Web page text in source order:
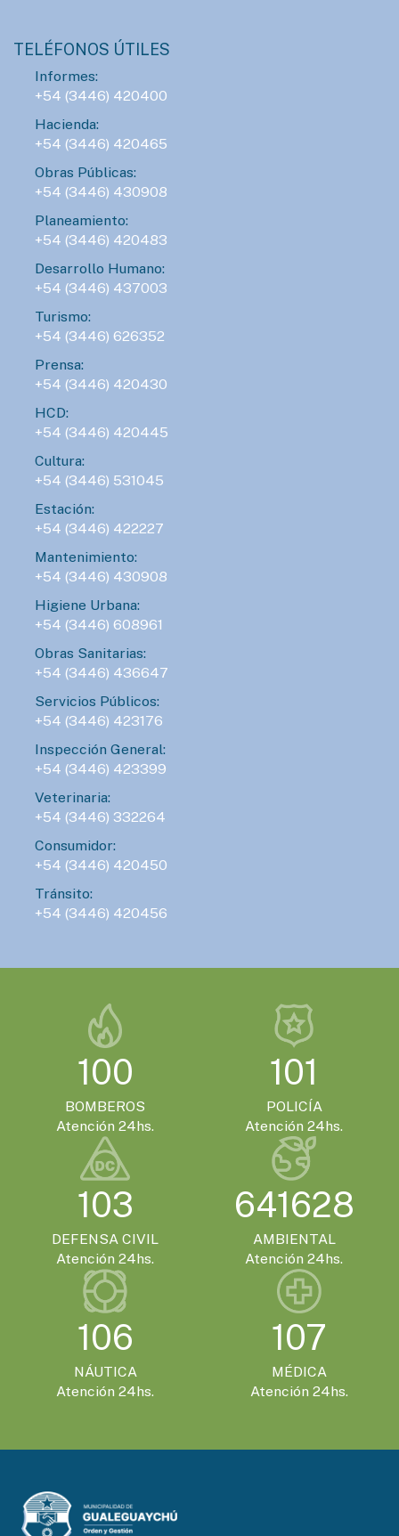
TELÉFONOS ÚTILES
Informes:
+54 (3446) 420400
Hacienda:
+54 (3446) 420465
Obras Públicas:
+54 (3446) 430908
Planeamiento:
+54 (3446) 420483
Desarrollo Humano:
+54 (3446) 437003
Turismo:
+54 (3446) 626352
Prensa:
+54 (3446) 420430
HCD:
+54 (3446) 420445
Cultura:
+54 (3446) 531045
Estación:
+54 (3446) 422227
Mantenimiento:
+54 (3446) 430908
Higiene Urbana:
+54 (3446) 608961
Obras Sanitarias:
+54 (3446) 436647
Servicios Públicos:
+54 (3446) 423176
Inspección General:
+54 (3446) 423399
Veterinaria:
+54 (3446) 332264
Consumidor:
+54 (3446) 420450
Tránsito:
+54 (3446) 420456
100
BOMBEROS
Atención 24hs.
101
POLICÍA
Atención 24hs.
103
DEFENSA CIVIL
Atención 24hs.
641628
AMBIENTAL
Atención 24hs.
106
NÁUTICA
Atención 24hs.
107
MÉDICA
Atención 24hs.